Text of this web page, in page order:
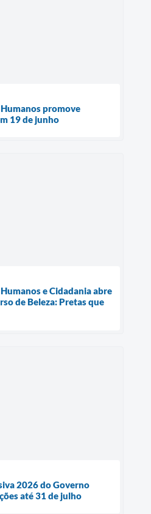
promove
19 de junho
e Cidadania abre
de Beleza: Pretas que
2026 do Governo
até 31 de julho